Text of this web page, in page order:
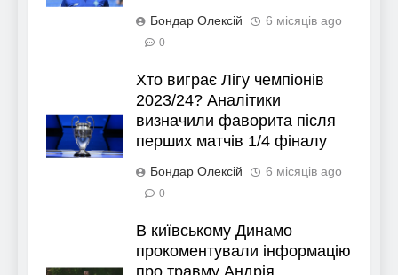
Бондар Олексій 6 місяців ago
0
Хто виграє Лігу чемпіонів
2023/24? Аналітики
визначили фаворита після
перших матчів 1/4 фіналу
Бондар Олексій 6 місяців ago
0
В київському Динамо
прокоментували інформацію
про травму Андрія